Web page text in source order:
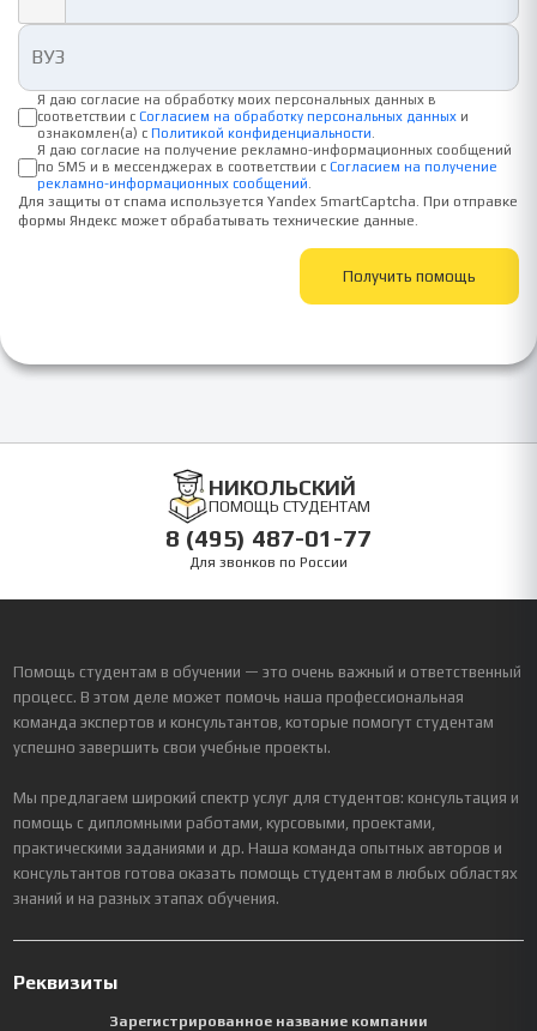
Я даю согласие на обработку моих персональных данных в
соответствии с Согласием на обработку персональных данных и
ознакомлен(а) с Политикой конфиденциальности
Я даю согласие на получение рекламно-информационных сообщений
по SMS и в мессенджерах в соответствии с Согласием на получение
рекламно-информационных сообщений
Для защиты от спама используется Yandex SmartCaptcha. При отправке
формы Яндекс может обрабатывать технические данные.
Получить помощь
НИКОЛЬСКИЙ
ПОМОЩЬ СТУДЕНТАМ
8 (495) 487-01-77
Для звонков по России
Помощь студентам в обучении — это очень важный и ответственный
процесс. В этом деле может помочь наша профессиональная
команда экспертов и консультантов, которые помогут студентам
успешно завершить свои учебные проекты.
Мы предлагаем широкий спектр услуг для студентов: консультация и
помощь с дипломными работами, курсовыми, проектами,
практическими заданиями и др. Наша команда опытных авторов и
консультантов готова оказать помощь студентам в любых областях
знаний и на разных этапах обучения.
Реквизиты
Зарегистрированное название компании